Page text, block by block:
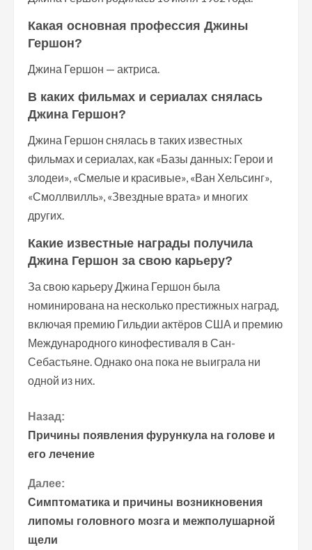
Какая основная профессия Джины
Гершон?
Джина Гершон — актриса.
В каких фильмах и сериалах снялась
Джина Гершон?
Джина Гершон снялась в таких известных
фильмах и сериалах, как «Базы данных: Герои и
злодеи», «Смелые и красивые», «Ван Хельсинг»,
«Смоллвилль», «Звездные врата» и многих
других.
Какие известные награды получила
Джина Гершон за свою карьеру?
За свою карьеру Джина Гершон была
номинирована на несколько престижных наград,
включая премию Гильдии актёров США и премию
Международного кинофестиваля в Сан-
Себастьяне. Однако она пока не выиграла ни
одной из них.
П
р
о
д
о
Назад:
Причины появления фурункула на голове и
его лечение
Далее:
Симптоматика и причины возникновения
липомы головного мозга и межполушарной
щели